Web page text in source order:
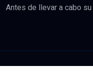
Antes de llevar a cabo